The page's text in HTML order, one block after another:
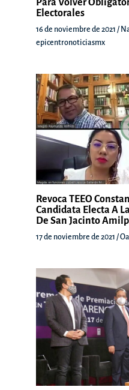
Electorales
16 de noviembre de 2021 /
epicentronoticiasmx
Revoca TEEO
Candidata Electa A
De San Jacinto
17 de noviembre de 2021 /